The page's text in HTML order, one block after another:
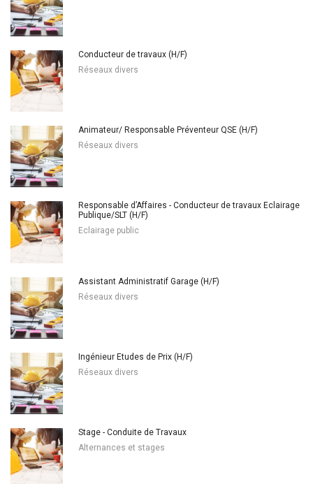
Conducteur de travaux (H/F)
Réseaux divers
Animateur/ Responsable Préventeur QSE (H/F)
Réseaux divers
Responsable d’Affaires - Conducteur de travaux Eclairage
Publique/SLT (H/F)
Eclairage public
Assistant Administratif Garage (H/F)
Réseaux divers
Ingénieur Etudes de Prix (H/F)
Réseaux divers
Stage - Conduite de Travaux
Alternances et stages